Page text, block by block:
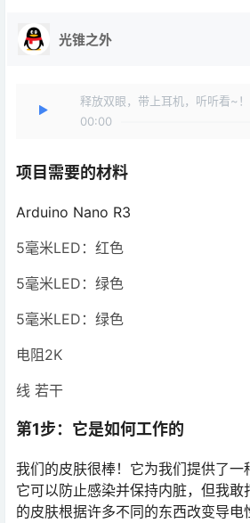
光锥之外
释放双眼，带上耳机，听听看~！
00:00
项目需要的材料
Arduino Nano R3
5毫米LED：红色
5毫米LED：绿色
5毫米LED：绿色
电阻2K
线 若干
第1步：它是如何工作的
我们的皮肤很棒！它为我们提供了一
它可以防止感染并保持内脏，但我敢
的皮肤根据许多不同的东西改变导电